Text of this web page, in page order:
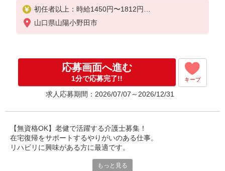
初任者以上：時給1450円〜1812円
無資格の方：時給1350円〜1687円
山口県山陽小野田市
応募画面へ進む
1分で応募完了!! キープ
求人応募期間：2026/07/07～2026/12/31
【無資格OK】老健で活躍する介護士募集！
在宅復帰をサポートするやりがいのある仕事。
リハビリに興味がある方に最適です。
充実の研修でイチから学べます。
もっと見る